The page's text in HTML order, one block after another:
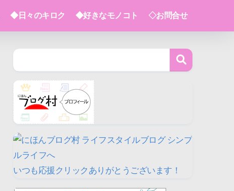
◆日々のキロク ◆好きなモノコト ◇お問合せ
いつも応援クリックありがとうございます！